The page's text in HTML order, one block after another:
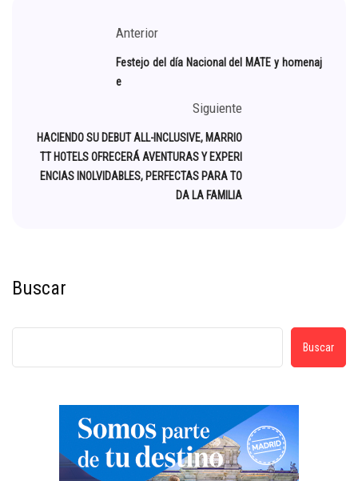
Anterior
Festejo del día Nacional del MATE y homenaj
e
Siguiente
HACIENDO SU DEBUT ALL-INCLUSIVE, MARRIO
TT HOTELS OFRECERÁ AVENTURAS Y EXPERI
ENCIAS INOLVIDABLES, PERFECTAS PARA TO
DA LA FAMILIA
Buscar
Buscar